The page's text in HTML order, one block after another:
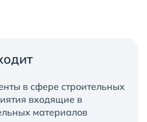
в сфере строительных
входящие в
материалов